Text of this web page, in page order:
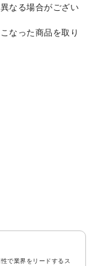
なる場合がござい
なった商品を取り
で業界をリードするス